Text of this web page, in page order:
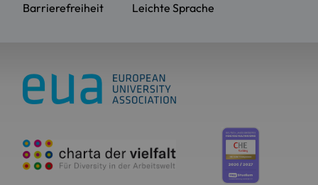
Barrierefreiheit Leichte Sprache